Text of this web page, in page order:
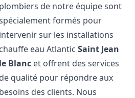
plombiers de notre équipe sont
formés pour
intervenir sur les installations
chauffe eau AtlanticSaint Jean
le Blanc et offrent des services
de qualité pour répondre aux
besoins des clients. Nous